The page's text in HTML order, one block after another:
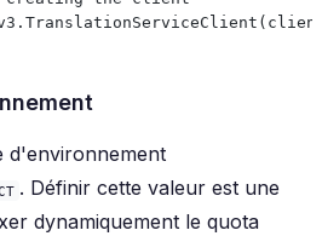
d'environnement
. Définir cette valeur est une
dynamiquement le quota